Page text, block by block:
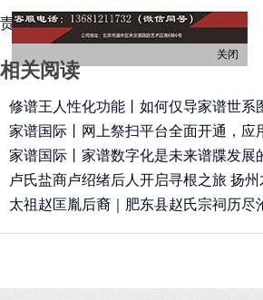
责任编辑：浦西 分享到:
相关阅读
修谱王人性化功能丨如何仅导家谱世系
家谱国际丨网上祭扫平台全面开通，应
APP
(2020/3/25)
家谱国际丨家谱数字化是未来谱牒发展
卢氏盐商卢绍绪后人开启寻根之旅 扬
太祖赵匡胤后裔｜肥东县赵氏宗祠历尽
关闭